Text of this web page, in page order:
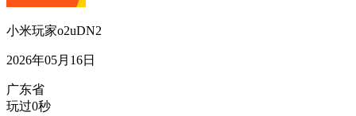
小米玩家o2uDN2
2026年05月16日
广东省
玩过0秒